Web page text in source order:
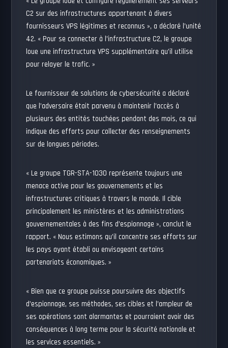
C2 sur des infrastructures appartenant à divers
fournisseurs VPS légitimes et reconnus », a déclaré l’unité
42. « Pour se connecter à l’infrastructure C2, le groupe
loue une infrastructure VPS supplémentaire qu’il utilise
pour relayer le trafic. »
Le fournisseur de solutions de cybersécurité a déclaré
que l’adversaire était parvenu à maintenir l’accès à
plusieurs des entités touchées pendant des mois, ce qui
indique des efforts pour collecter des renseignements
sur de longues périodes.
« Le groupe TGR-STA-1030 représente toujours une
menace active pour les gouvernements et les
infrastructures critiques à travers le monde. Il cible
principalement les ministères et les administrations
gouvernementales à des fins d’espionnage », conclut le
rapport. « Nous estimons qu’il concentre ses efforts sur
les pays ayant établi ou envisageant certains
partenariats économiques. »
« Bien que ce groupe puisse poursuivre des objectifs
d’espionnage, ses méthodes, ses cibles et l’ampleur de
ses opérations sont alarmantes et pourraient avoir des
conséquences à long terme pour la sécurité nationale et
les services essentiels. »